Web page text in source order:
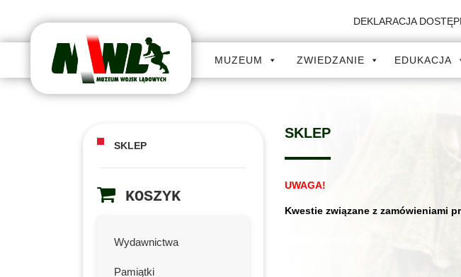
DEKLARACJA
MUZEUM ZWIEDZANIE EDUKACJA
SKLEP
UWAGA!
Kwestie związane z zamówieniami
SKLEP
KOSZYK
Wydawnictwa
Pamiątki